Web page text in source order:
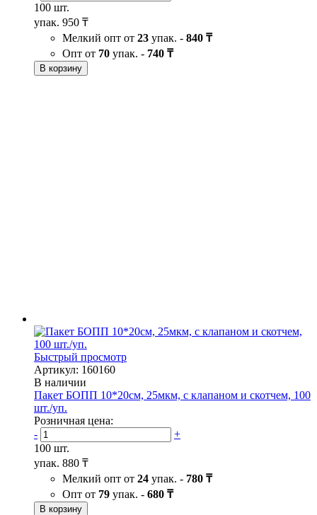
100 шт.
упак. 950 ₸
Мелкий опт от 23 упак. - 840 ₸
Опт от 70 упак. - 740 ₸
В корзину
Быстрый просмотр
Артикул: 160160
В наличии
Пакет БОПП 10*20см, 25мкм, с клапаном и скотчем, 100
шт./уп.
Розничная цена:
-
+
100 шт.
упак. 880 ₸
Мелкий опт от 24 упак. - 780 ₸
Опт от 79 упак. - 680 ₸
В корзину